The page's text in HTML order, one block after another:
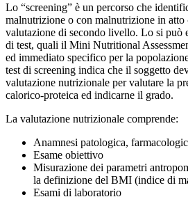
Lo “screening” è un percorso che
malnutrizione o con malnutrizione in atto
valutazione di secondo livello. Lo si può
di test, quali il Mini Nutritional
ed immediato specifico per la
test di screening indica che il soggetto
valutazione nutrizionale per valutare la
calorico-proteica ed indicarne il grado.
La valutazione nutrizionale comprende:
Anamnesi patologica,
Esame obiettivo
Misurazione dei parametri
la definizione del BMI (indice di
Esami di laboratorio